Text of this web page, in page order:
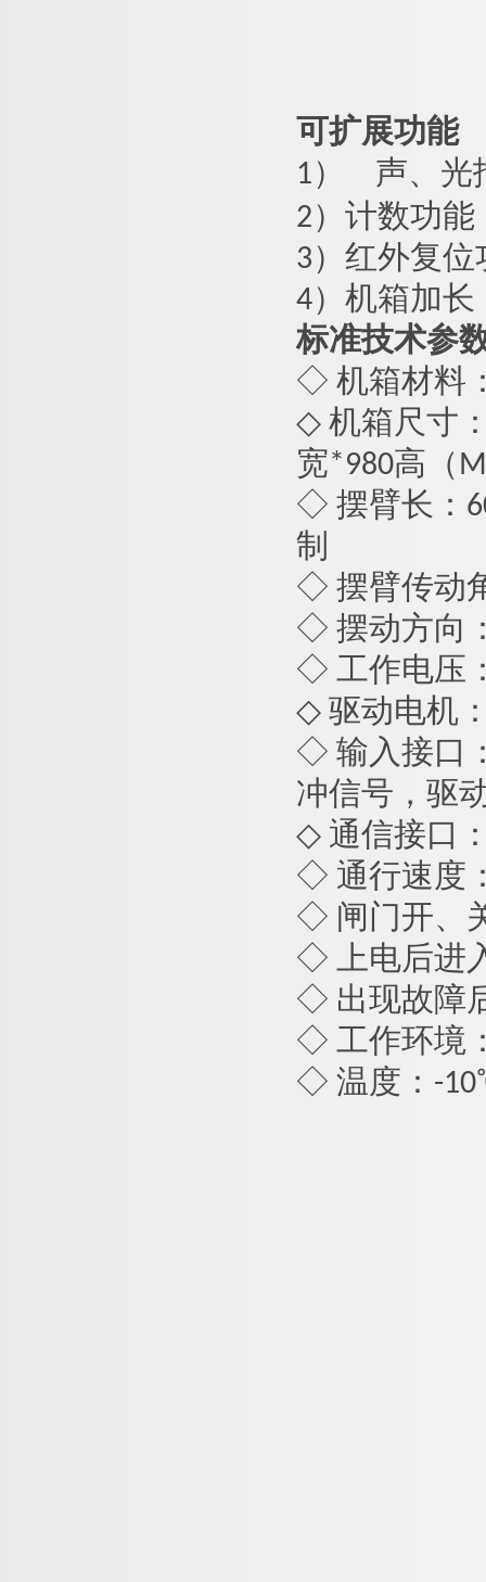
可扩展功能
1）
声、光
2）计数功能
3）红外复位
4）机箱加长
标准技术参
◇ 机箱材料
◇ 机箱尺寸：
宽*980高（
◇ 摆臂长： 6
制
◇ 摆臂传动
◇ 摆动方向
◇ 工作电压：
◇ 驱动电机
◇ 输入接口
冲信号，驱
◇ 通信接口
◇ 通行速度
◇ 闸门开、
◇ 上电后进
◇ 出现故障
◇ 工作环境
◇ 温度：-